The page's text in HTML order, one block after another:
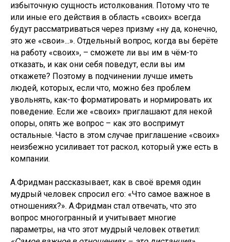
избыточную сущность истолкования. Потому что те
или иные его действия в область «своих» всегда
будут рассматриваться через призму «ну да, конечно,
это же «свои»...». Отдельный вопрос, когда вы берёте
на работу «своих», – сможете ли вы им в чём-то
отказать, и как они себя поведут, если вы им
откажете? Поэтому в подчинении лучше иметь
людей, которых, если что, можно без проблем
увольнять, как-то форматировать и нормировать их
поведение. Если же «своих» приглашают для некой
опоры, опять же вопрос – как это воспримут
остальные. Часто в этом случае приглашение «своих»
неизбежно усиливает тот раскол, который уже есть в
компании.
А.Фридман рассказывает, как в своё время один
мудрый человек спросил его: «Что самое важное в
отношениях?». А.Фридман стал отвечать, что это
вопрос многогранный и учитывает многие
параметры, на что этот мудрый человек ответил: